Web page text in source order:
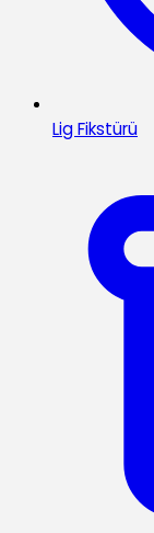
Lig Fikstürü